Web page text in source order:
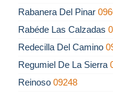
Rabanera Del Pinar
Rabéde Las Calzadas
Redecilla Del Camino
Regumiel De La Sierra
Reinoso 09248